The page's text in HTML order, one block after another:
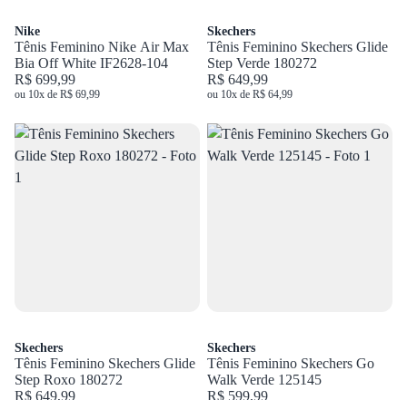
Nike
Tênis Feminino Nike Air Max
Bia Off White IF2628-104
R$ 699,99
ou 10x de R$ 69,99
Skechers
Tênis Feminino Skechers Glide
Step Verde 180272
R$ 649,99
ou 10x de R$ 64,99
Skechers
Tênis Feminino Skechers Glide
Step Roxo 180272
R$ 649,99
Skechers
Tênis Feminino Skechers Go
Walk Verde 125145
R$ 599,99